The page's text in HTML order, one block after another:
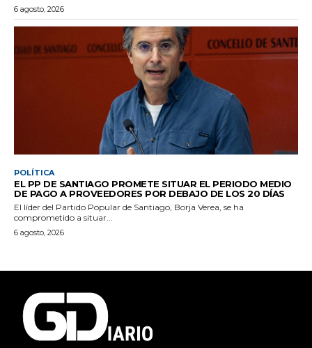
6 agosto, 2026
POLÍTICA
EL PP DE SANTIAGO PROMETE SITUAR EL PERIODO MEDIO
DE PAGO A PROVEEDORES POR DEBAJO DE LOS 20 DÍAS
El líder del Partido Popular de Santiago, Borja Verea, se ha
comprometido a situar...
6 agosto, 2026